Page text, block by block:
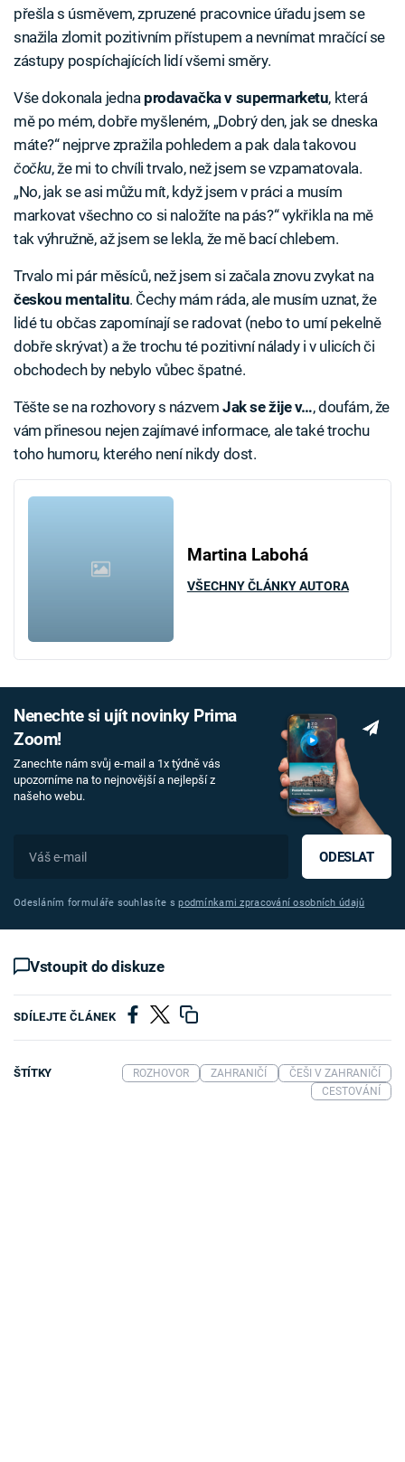
přešla s úsměvem, zpruzené pracovnice úřadu jsem se
snažila zlomit pozitivním přístupem a nevnímat mračící se
zástupy pospíchajících lidí všemi směry.
Vše dokonala jedna prodavačka v supermarketu, která
mě po mém, dobře myšleném, „Dobrý den, jak se dneska
máte?“ nejprve zpražila pohledem a pak dala takovou
čočku, že mi to chvíli trvalo, než jsem se vzpamatovala.
„No, jak se asi můžu mít, když jsem v práci a musím
markovat všechno co si naložíte na pás?“ vykřikla na mě
tak výhružně, až jsem se lekla, že mě bací chlebem.
Trvalo mi pár měsíců, než jsem si začala znovu zvykat na
českou mentalitu. Čechy mám ráda, ale musím uznat, že
lidé tu občas zapomínají se radovat (nebo to umí pekelně
dobře skrývat) a že trochu té pozitivní nálady i v ulicích či
obchodech by nebylo vůbec špatné.
Těšte se na rozhovory s názvem Jak se žije v…, doufám, že
vám přinesou nejen zajímavé informace, ale také trochu
toho humoru, kterého není nikdy dost.
Martina Labohá
VŠECHNY ČLÁNKY AUTORA
Nenechte si ujít novinky Prima
Zoom!
Zanechte nám svůj e-mail a 1x týdně vás
upozorníme na to nejnovější a nejlepší z
našeho webu.
ODESLAT
Odesláním formuláře souhlasíte spodmínkami zpracování osobních údajů
Vstoupit do diskuze
SDÍLEJTE ČLÁNEK
ŠTÍTKY ROZHOVOR ZAHRANIČÍ
ČEŠI V ZAHRANIČÍ
CESTOVÁNÍ